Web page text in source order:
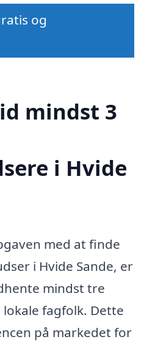
og
mindst 3
i Hvide
med at finde
i Hvide Sande, er
mindst tre
fagfolk. Dette
på markedet for